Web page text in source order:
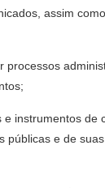
assim
processos
e instrumentos de
públicas e de